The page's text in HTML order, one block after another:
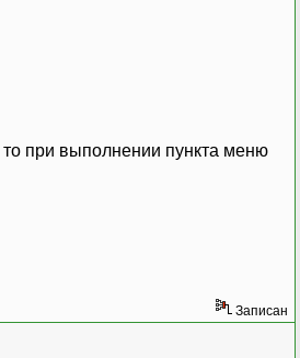
то при выполнении пункта меню
Записан